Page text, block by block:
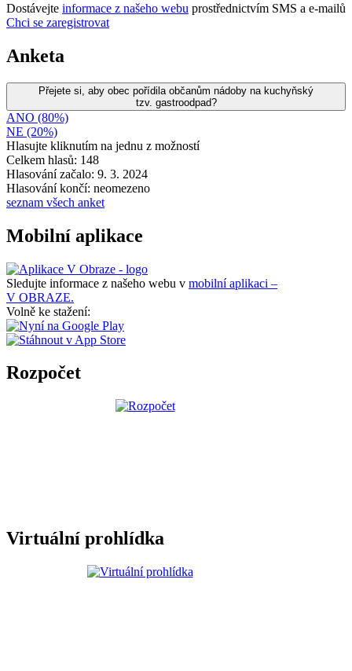
Dostávejte informace z našeho webu prostřednictvím SMS a e-mailů
Chci se zaregistrovat
Anketa
Přejete si, aby obec pořídila občanům nádoby na kuchyňský
tzv. gastroodpad?
ANO (80%)
NE (20%)
Hlasujte kliknutím na jednu z možností
Celkem hlasů: 148
Hlasování začalo: 9. 3. 2024
Hlasování končí: neomezeno
seznam všech anket
Mobilní aplikace
Sledujte informace z našeho webu v mobilní aplikaci –
V OBRAZE.
Volně ke stažení:
Rozpočet
Virtuální prohlídka